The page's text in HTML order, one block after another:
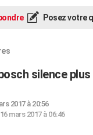
Posez votre
silence
2017 à 20:56
16 mars 2017 à 06:46